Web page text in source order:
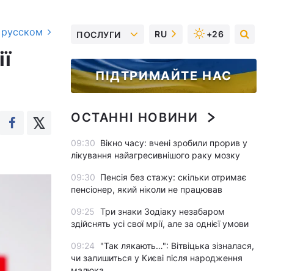
русском ПОСЛУГИ RU +26
ПІДТРИМАЙТЕ НАС
ОСТАННІ НОВИНИ
09:30 Вікно часу: вчені зробили прорив у
лікування найагресивнішого раку мозку
09:30 Пенсія без стажу: скільки отримає
пенсіонер, який ніколи не працював
09:25 Три знаки Зодіаку незабаром
здійснять усі свої мрії, але за однієї умови
09:24
"Так лякають…": Вітвіцька зізналася,
чи залишиться у Києві після народження